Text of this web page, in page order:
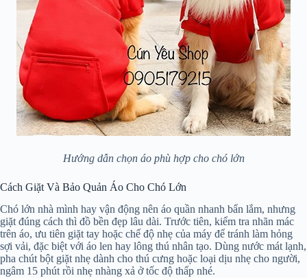
Hướng dẫn chọn áo phù hợp cho chó lớn
Cách Giặt Và Bảo Quản Áo Cho Chó Lớn
Chó lớn nhà mình hay vận động nên áo quần nhanh bẩn lắm, nhưng
giặt đúng cách thì đồ bền đẹp lâu dài. Trước tiên, kiểm tra nhãn mác
trên áo, ưu tiên giặt tay hoặc chế độ nhẹ của máy để tránh làm hỏng
sợi vải, đặc biệt với áo len hay lông thú nhân tạo. Dùng nước mát lạnh,
pha chút bột giặt nhẹ dành cho thú cưng hoặc loại dịu nhẹ cho người,
ngâm 15 phút rồi nhẹ nhàng xả ở tốc độ thấp nhé.